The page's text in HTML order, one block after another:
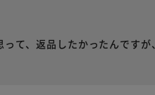
て、返品したかったんですが